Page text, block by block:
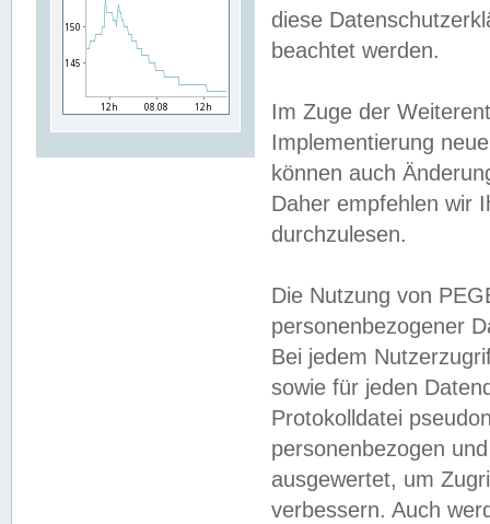
diese
beachtet werden.
Im Zuge der
Implementierung
können auch
Daher empfehlen wir
durchzulesen.
Die Nutzung von
personenbezogener
Bei jedem
sowie für jeden
Protokolldatei
personenbezogen
ausgewertet, um
verbessern. Auch